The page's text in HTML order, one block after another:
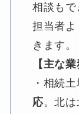
相談もで
担当者
きます。
【主な
・相続
応。北は